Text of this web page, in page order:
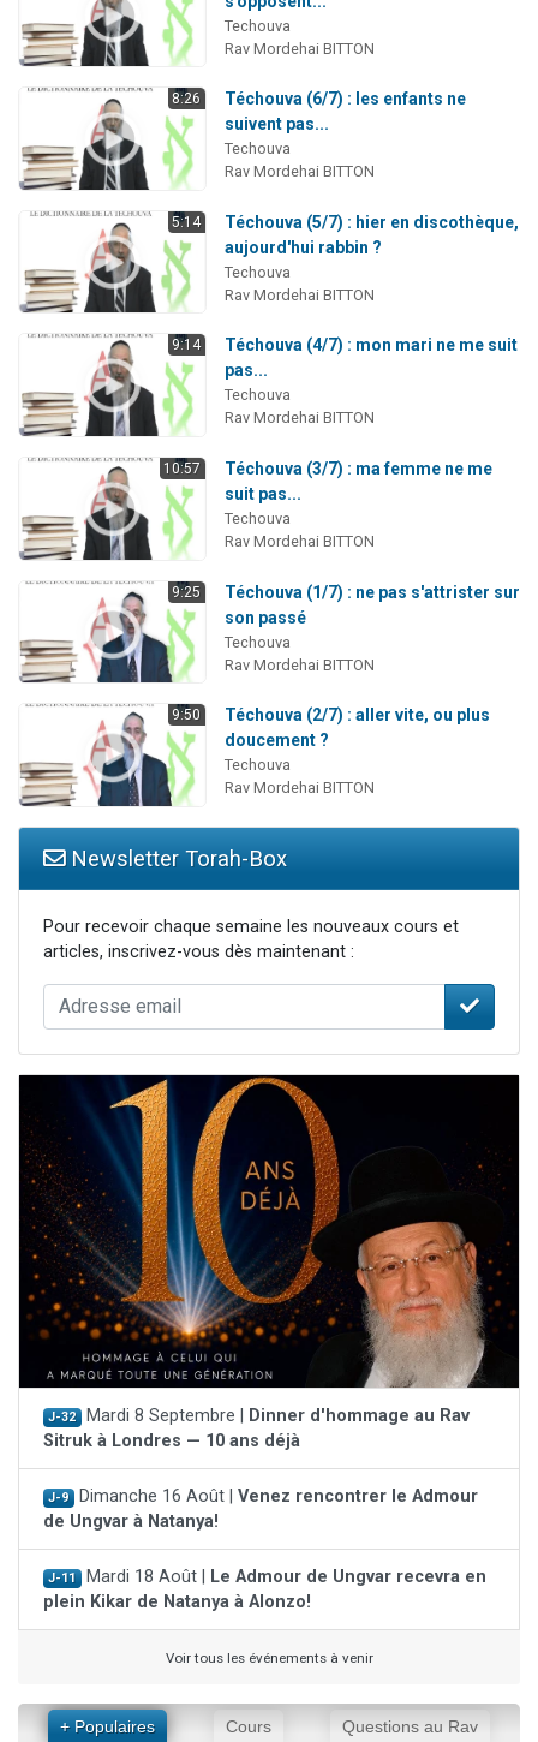
Ariel vient de donner son Maasser
Il reste 49 places pour étudier en groupe sur Zoom
Eva vient de donner son Maasser
Techouva
Rav Mordehai BITTON
8:26
Téchouva (6/7) : les enfants ne
suivent pas...
Techouva
Rav Mordehai BITTON
5:14
Téchouva (5/7) : hier en discothèque,
aujourd'hui rabbin ?
Techouva
Rav Mordehai BITTON
9:14
Téchouva (4/7) : mon mari ne me suit
pas...
Techouva
Rav Mordehai BITTON
10:57
Téchouva (3/7) : ma femme ne me
suit pas...
Techouva
Rav Mordehai BITTON
9:25
Téchouva (1/7) : ne pas s'attrister sur
son passé
Techouva
Rav Mordehai BITTON
9:50
Téchouva (2/7) : aller vite, ou plus
doucement ?
Techouva
Rav Mordehai BITTON
Newsletter Torah-Box
Pour recevoir chaque semaine les nouveaux cours et
articles, inscrivez-vous dès maintenant :
J-32 Mardi 8 Septembre |
Dinner d'hommage au Rav
Sitruk à Londres — 10 ans déjà
J-9 Dimanche 16 Août | Venez rencontrer le Admour
de Ungvar à Natanya!
J-11 Mardi 18 Août |
Le Admour de Ungvar recevra en
plein Kikar de Natanya à Alonzo!
Voir tous les événements à venir
+ Populaires Cours Questions au Rav